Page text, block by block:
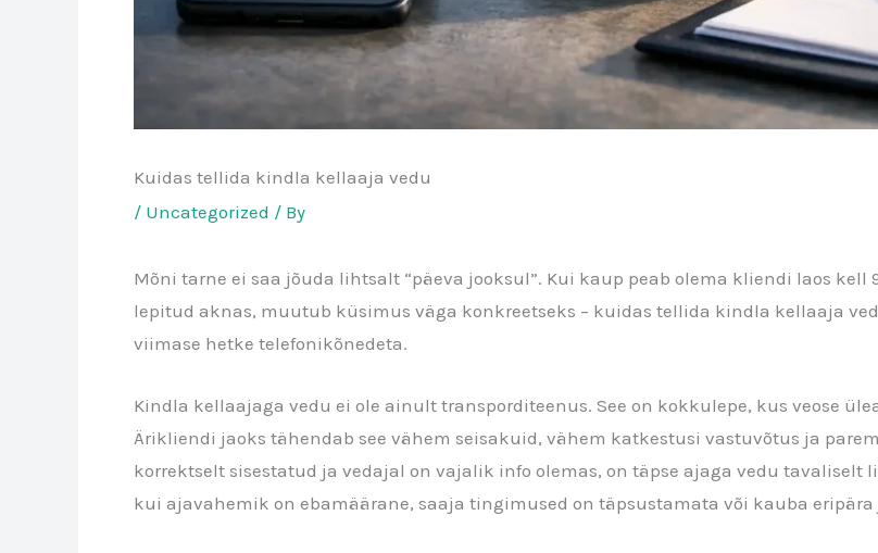
Kuidas tellida kindla kellaaja vedu
/ Uncategorized / By
Mõni tarne ei saa jõuda lihtsalt “päeva jooksul”. Kui kaup peab olema kliendi laos
lepitud aknas, muutub küsimus väga konkreetseks – kuidas tellida kindla kellaaja
viimase hetke telefonikõnedeta.
Kindla kellaajaga vedu ei ole ainult transporditeenus. See on kokkulepe, kus veose
Ärikliendi jaoks tähendab see vähem seisakuid, vähem katkestusi vastuvõtus ja
korrektselt sisestatud ja vedajal on vajalik info olemas, on täpse ajaga vedu tavaliselt
kui ajavahemik on ebamäärane, saaja tingimused on täpsustamata või kauba